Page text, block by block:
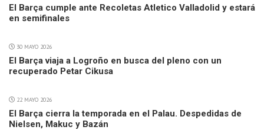
El Barça cumple ante Recoletas Atletico Valladolid y estará
en semifinales
30 MAYO 2026
El Barça viaja a Logroño en busca del pleno con un
recuperado Petar Cikusa
22 MAYO 2026
El Barça cierra la temporada en el Palau. Despedidas de
Nielsen, Makuc y Bazán